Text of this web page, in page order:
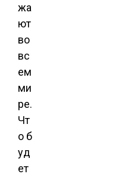
жа
ют
во
вс
ем
ми
ре.
Чт
о б
уд
ет